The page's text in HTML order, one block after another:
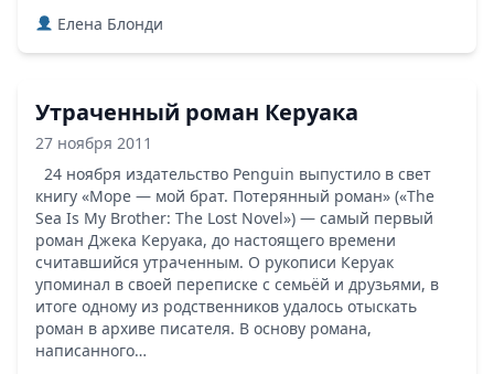
Елена Блонди
Утраченный роман Керуака
27 ноября 2011
24 ноября издательство Penguin выпустило в свет
книгу «Море — мой брат. Потерянный роман» («The
Sea Is My Brother: The Lost Novel») — самый первый
роман Джека Керуака, до настоящего времени
считавшийся утраченным. О рукописи Керуак
упоминал в своей переписке с семьёй и друзьями, в
итоге одному из родственников удалось отыскать
роман в архиве писателя. В основу романа,
написанного…